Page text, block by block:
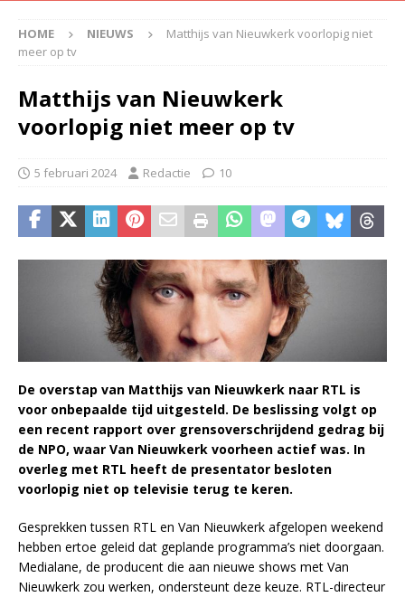
HOME NIEUWS
Matthijs van Nieuwkerk voorlopig niet
meer op tv
Matthijs van Nieuwkerk
voorlopig niet meer op tv
5 februari 2024 Redactie 10
De overstap van Matthijs van Nieuwkerk naar RTL is
voor onbepaalde tijd uitgesteld. De beslissing volgt op
een recent rapport over grensoverschrijdend gedrag bij
de NPO, waar Van Nieuwkerk voorheen actief was. In
overleg met RTL heeft de presentator besloten
voorlopig niet op televisie terug te keren.
Gesprekken tussen RTL en Van Nieuwkerk afgelopen weekend
hebben ertoe geleid dat geplande programma’s niet doorgaan.
Medialane, de producent die aan nieuwe shows met Van
Nieuwkerk zou werken, ondersteunt deze keuze. RTL-directeur